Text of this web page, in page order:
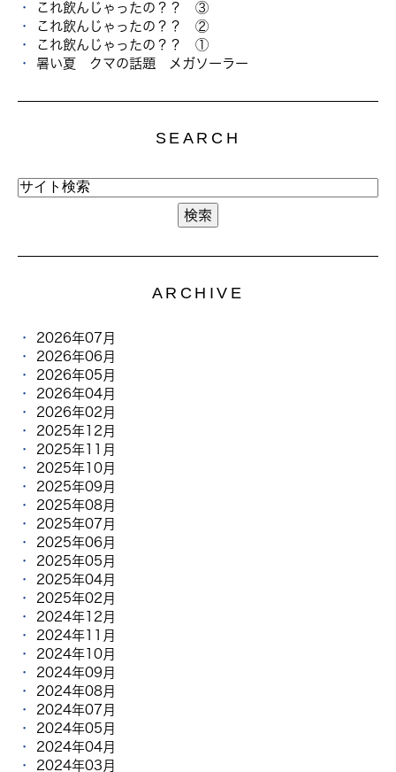
これ飲んじゃったの？？ ③
これ飲んじゃったの？？ ②
これ飲んじゃったの？？ ①
暑い夏 クマの話題 メガソーラー
SEARCH
ARCHIVE
2026年07月
2026年06月
2026年05月
2026年04月
2026年02月
2025年12月
2025年11月
2025年10月
2025年09月
2025年08月
2025年07月
2025年06月
2025年05月
2025年04月
2025年02月
2024年12月
2024年11月
2024年10月
2024年09月
2024年08月
2024年07月
2024年05月
2024年04月
2024年03月